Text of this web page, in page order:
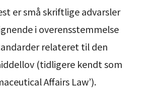
er små skriftlige advarsler
i overensstemmelse
relateret til den
(tidligere kendt som
Affairs Law’).